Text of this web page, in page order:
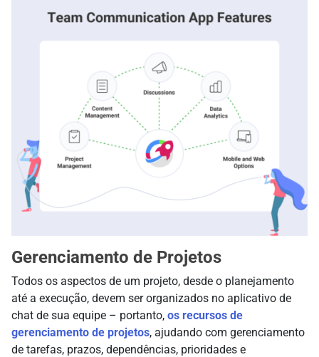
Gerenciamento de Projetos
Todos os aspectos de um projeto, desde o planejamento
até a execução, devem ser organizados no aplicativo de
chat de sua equipe – portanto, os recursos de
gerenciamento de projetos, ajudando com gerenciamento
de tarefas, prazos, dependências, prioridades e